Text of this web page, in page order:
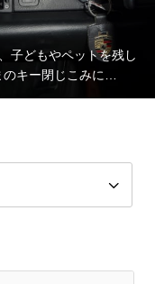
子どもやペットを残し
のキー閉じこみに…